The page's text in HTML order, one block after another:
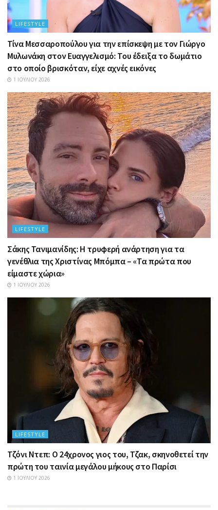
LIFESTYLE
Τίνα Μεσσαροπούλου για την επίσκεψη με τον Γιώργο
Μυλωνάκη στον Ευαγγελισμό: Του έδειξα το δωμάτιο
στο οποίο βρισκόταν, είχε αχνές εικόνες
1 ΙΟΥΛΊΟΥ 2026
LIFESTYLE
Σάκης Τανιμανίδης: Η τρυφερή ανάρτηση για τα
γενέθλια της Χριστίνας Μπόμπα – «Τα πρώτα που
είμαστε χώρια»
1 ΙΟΥΛΊΟΥ 2026
LIFESTYLE
Τζόνι Ντεπ: Ο 24χρονος γιος του, Τζακ, σκηνοθετεί την
πρώτη του ταινία μεγάλου μήκους στο Παρίσι
1 ΙΟΥΛΊΟΥ 2026